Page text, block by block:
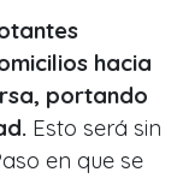
hacia
portando
Esto será sin
en que se